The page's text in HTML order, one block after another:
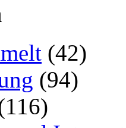
(42)
(94)